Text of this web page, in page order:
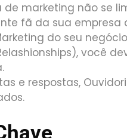
marketing não se
fã da sua
do seu
você
e respostas,